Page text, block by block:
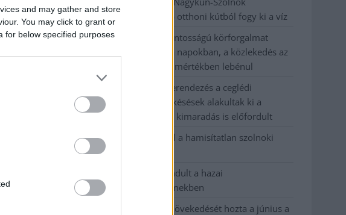
and may gather and store
You may click to grant or
for below specified purposes
más
túl
mindig
megyében: egyre több otthoni kútból fogy ki a víz
Szolnokon egy kulcsfontosságú körforgalmat
részlegesen lezárnak a napokban, a közlekedés az
átlagost is meghaladó mértékben lebénul
Elromlott a biztosítóberendezés a ceglédi
vasútvonalon, alapos késések alakultak ki a
menetrendhez képest, kimaradás is előfordult
Ön szerint hogy készül a hamisítatlan szolnoki
habos isler?
Országos ellenőrzés indult a hazai
akkumulátoripari üzemekben
Az idei év leglassabb növekedését hozta a június a